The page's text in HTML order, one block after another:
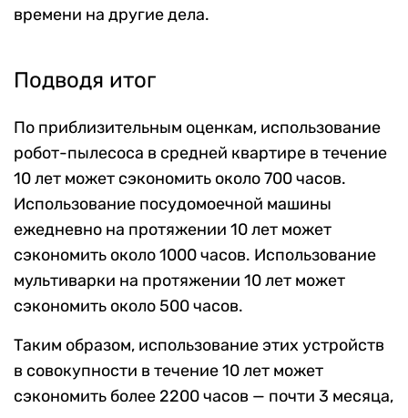
времени на другие дела.
Подводя итог
По приблизительным оценкам, использование
робот-пылесоса в средней квартире в течение
10 лет может сэкономить около 700 часов.
Использование посудомоечной машины
ежедневно на протяжении 10 лет может
сэкономить около 1000 часов. Использование
мультиварки на протяжении 10 лет может
сэкономить около 500 часов.
Таким образом, использование этих устройств
в совокупности в течение 10 лет может
сэкономить более 2200 часов — почти 3 месяца,